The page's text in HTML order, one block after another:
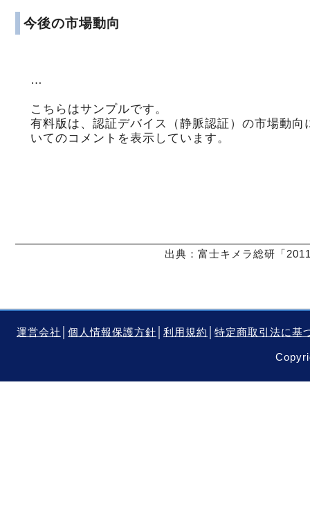
今後の市場動向
…
こちらはサンプルです。
有料版は、認証デバイス（静脈認証）の市場動向
いてのコメントを表示しています。
出典：富士キメラ総研「
運営会社 個人情報保護方針 利用規約 特定商取引法に基